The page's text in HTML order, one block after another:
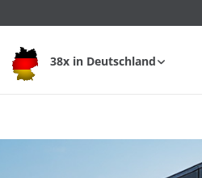
38x in Deutschland